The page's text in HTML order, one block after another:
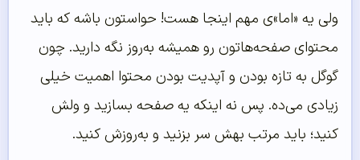
ولی یه «اما»ی مهم اینجا هست! حواستون باشه که باید
محتوای صفحه‌هاتون رو همیشه به‌روز نگه دارید. چون
گوگل به تازه بودن و آپدیت بودن محتوا اهمیت خیلی
زیادی می‌ده. پس نه اینکه یه صفحه بسازید و ولش
کنید؛ باید مرتب بهش سر بزنید و به‌روزش کنید.